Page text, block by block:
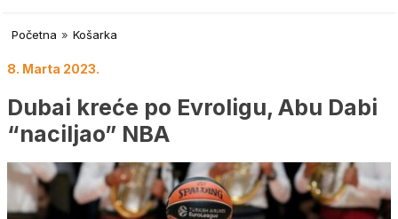
Početna » Košarka
8. Marta 2023.
Dubai kreće po Evroligu, Abu Dabi
“naciljao” NBA